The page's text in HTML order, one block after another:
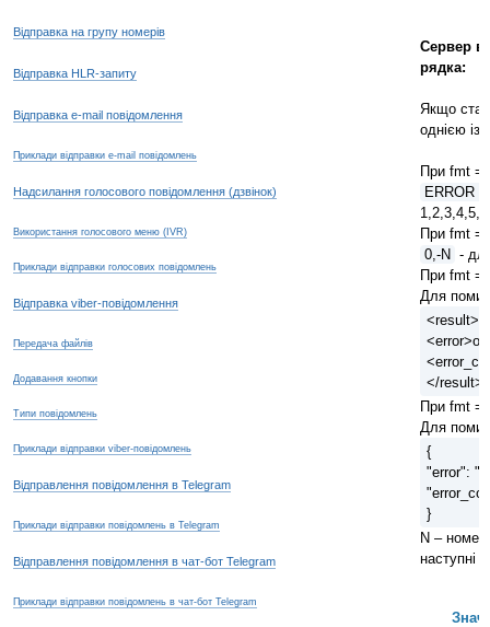
Відправка на групу номерів
Відправка HLR-запиту
Відправка e-mail повідомлення
Приклади відправки e-mail повідомлень
Надсилання голосового повідомлення (дзвінок)
Використання голосового меню (IVR)
Приклади відправки голосових повідомлень
Відправка viber-повідомлення
Передача файлів
Додавання кнопки
Типи повідомлень
Приклади відправки viber-повідомлень
Відправлення повідомлення в Telegram
Приклади відправки повідомлень в Telegram
Відправлення повідомлення в чат-бот Telegram
Приклади відправки повідомлень в чат-бот Telegram
Сервер
рядка:
Якщо
однією із
При fmt =
ERROR
При fmt =
0,-N -
При fmt =
Для
<result>
</result>
При fmt =
Для
{
"error":
}
N –
наступні